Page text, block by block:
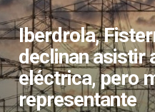
Iberdrola,
declinan asistir
eléctrica, pero
representante